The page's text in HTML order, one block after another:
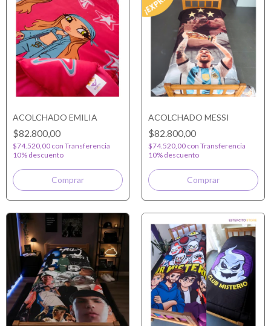
ACOLCHADO EMILIA
$82.800,00
$74.520,00 con Transferencia
10% descuento
ACOLCHADO MESSI
$82.800,00
$74.520,00 con Transferencia
10% descuento